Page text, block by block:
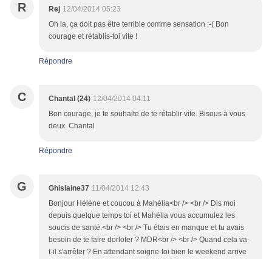
R Rej 12/04/2014 05:23
Oh la, ça doit pas être terrible comme sensation :-( Bon
courage et rétablis-toi vite !
Répondre
C Chantal (24) 12/04/2014 04:11
Bon courage, je te souhaite de te rétablir vite. Bisous à vous
deux. Chantal
Répondre
G Ghislaine37 11/04/2014 12:43
Bonjour Hélène et coucou à Mahélia<br /> <br /> Dis moi
depuis quelque temps toi et Mahélia vous accumulez les
soucis de santé.<br /> <br /> Tu étais en manque et tu avais
besoin de te faire dorloter ? MDR<br /> <br /> Quand cela va-
t-il s'arrêter ? En attendant soigne-toi bien le weekend arrive